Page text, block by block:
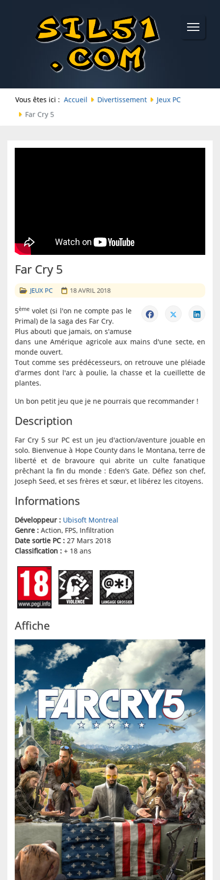
Vous êtes ici : Accueil Divertissement
Jeux PC
Far Cry 5
Far Cry 5
JEUX PC 18 AVRIL 2018
5ème volet (si l'on ne compte pas le
Primal) de la saga des Far Cry.
Plus abouti que jamais, on s'amuse
dans une Amérique agricole aux mains d'une secte, en
monde ouvert.
Tout comme ses prédécesseurs, on retrouve une pléiade
d'armes dont l'arc à poulie, la chasse et la cueillette de
plantes.
Un bon petit jeu que je ne pourrais que recommander !
Description
Far Cry 5 sur PC est un jeu d'action/aventure jouable en
solo. Bienvenue à Hope County dans le Montana, terre de
liberté et de bravoure qui abrite un culte fanatique
prêchant la fin du monde : Eden’s Gate. Défiez son chef,
Joseph Seed, et ses frères et sœur, et libérez les citoyens.
Informations
Développeur : Ubisoft Montreal
Genre : Action, FPS, Infiltration
Date sortie PC : 27 Mars 2018
Classification : + 18 ans
Affiche